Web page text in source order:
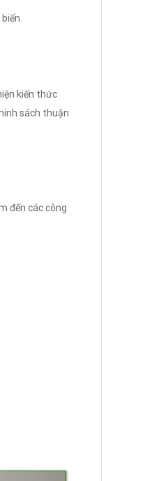
kiến thức
sách thuận
đến các công